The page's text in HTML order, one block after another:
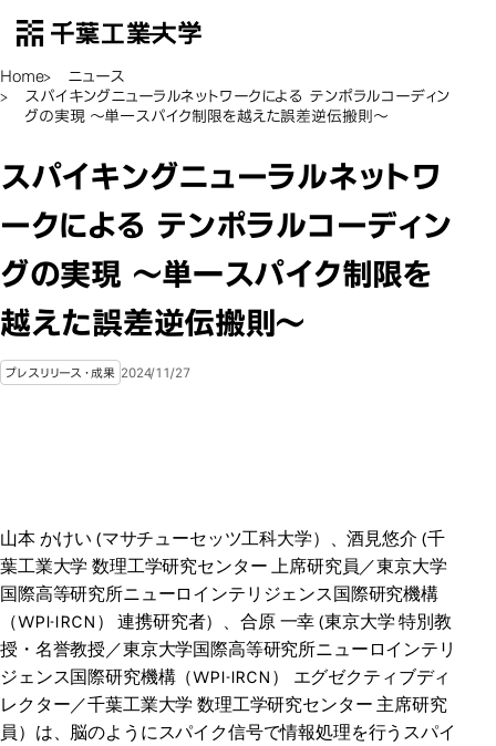
千葉工業大学
Open Menu
Home
ニュース
スパイキングニューラルネットワークによる テンポラルコーディン
グの実現 ～単一スパイク制限を越えた誤差逆伝搬則～
スパイキングニューラルネットワ
ークによる テンポラルコーディン
グの実現 ～単一スパイク制限を
越えた誤差逆伝搬則～
プレスリリース・成果 2024/11/27
山本 かけい (マサチューセッツ工科大学）、酒見悠介 (千
葉工業大学 数理工学研究センター 上席研究員／東京大学
国際高等研究所ニューロインテリジェンス国際研究機構
（WPI-IRCN） 連携研究者）、合原 一幸 (東京大学 特別教
授・名誉教授／東京大学国際高等研究所ニューロインテリ
ジェンス国際研究機構（WPI-IRCN） エグゼクティブディ
レクター／千葉工業大学 数理工学研究センター 主席研究
員）は、脳のようにスパイク信号で情報処理を行うスパイ